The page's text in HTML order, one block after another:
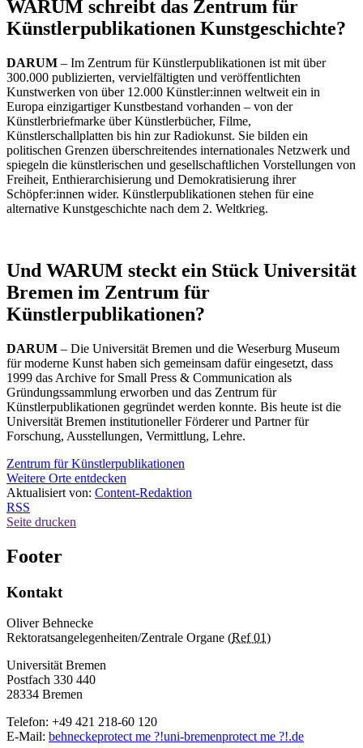
WARUM schreibt das Zentrum für
Künstlerpublikationen Kunstgeschichte?
DARUM – Im Zentrum für Künstlerpublikationen ist mit über
300.000 publizierten, vervielfältigten und veröffentlichten
Kunstwerken von über 12.000 Künstler:innen weltweit ein in
Europa einzigartiger Kunstbestand vorhanden – von der
Künstlerbriefmarke über Künstlerbücher, Filme,
Künstlerschallplatten bis hin zur Radiokunst. Sie bilden ein
politischen Grenzen überschreitendes internationales Netzwerk und
spiegeln die künstlerischen und gesellschaftlichen Vorstellungen von
Freiheit, Enthierarchisierung und Demokratisierung ihrer
Schöpfer:innen wider. Künstlerpublikationen stehen für eine
alternative Kunstgeschichte nach dem 2. Weltkrieg.
Und WARUM steckt ein Stück Universität
Bremen im Zentrum für
Künstlerpublikationen?
DARUM – Die Universität Bremen und die Weserburg Museum
für moderne Kunst haben sich gemeinsam dafür eingesetzt, dass
1999 das Archive for Small Press & Communication als
Gründungssammlung erworben und das Zentrum für
Künstlerpublikationen gegründet werden konnte. Bis heute ist die
Universität Bremen institutioneller Förderer und Partner für
Forschung, Ausstellungen, Vermittlung, Lehre.
Zentrum für Künstlerpublikationen
Weitere Orte entdecken
Aktualisiert von: Content-Redaktion
RSS
Seite drucken
Footer
Kontakt
Oliver Behnecke
Rektoratsangelegenheiten/Zentrale Organe (Ref 01)
Universität Bremen
Postfach 330 440
28334 Bremen
Telefon: +49 421 218-60 120
E-Mail: behneckeprotect me ?!uni-bremenprotect me ?!.de